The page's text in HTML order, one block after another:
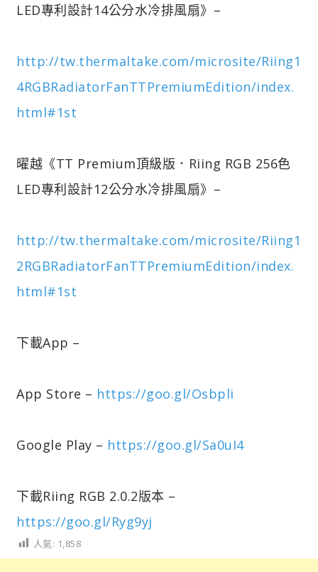
LED專利設計14公分水冷排風扇》–
http://tw.thermaltake.com/microsite/Riing1
4RGBRadiatorFanTTPremiumEdition/index.
html#1st
曜越《TT Premium頂級版．Riing RGB 256色
LED專利設計12公分水冷排風扇》–
http://tw.thermaltake.com/microsite/Riing1
2RGBRadiatorFanTTPremiumEdition/index.
html#1st
下載App –
App Store – https://goo.gl/Osbpli
Google Play – https://goo.gl/Sa0uI4
下載Riing RGB 2.0.2版本 –
https://goo.gl/Ryg9yj
人氣: 1,858